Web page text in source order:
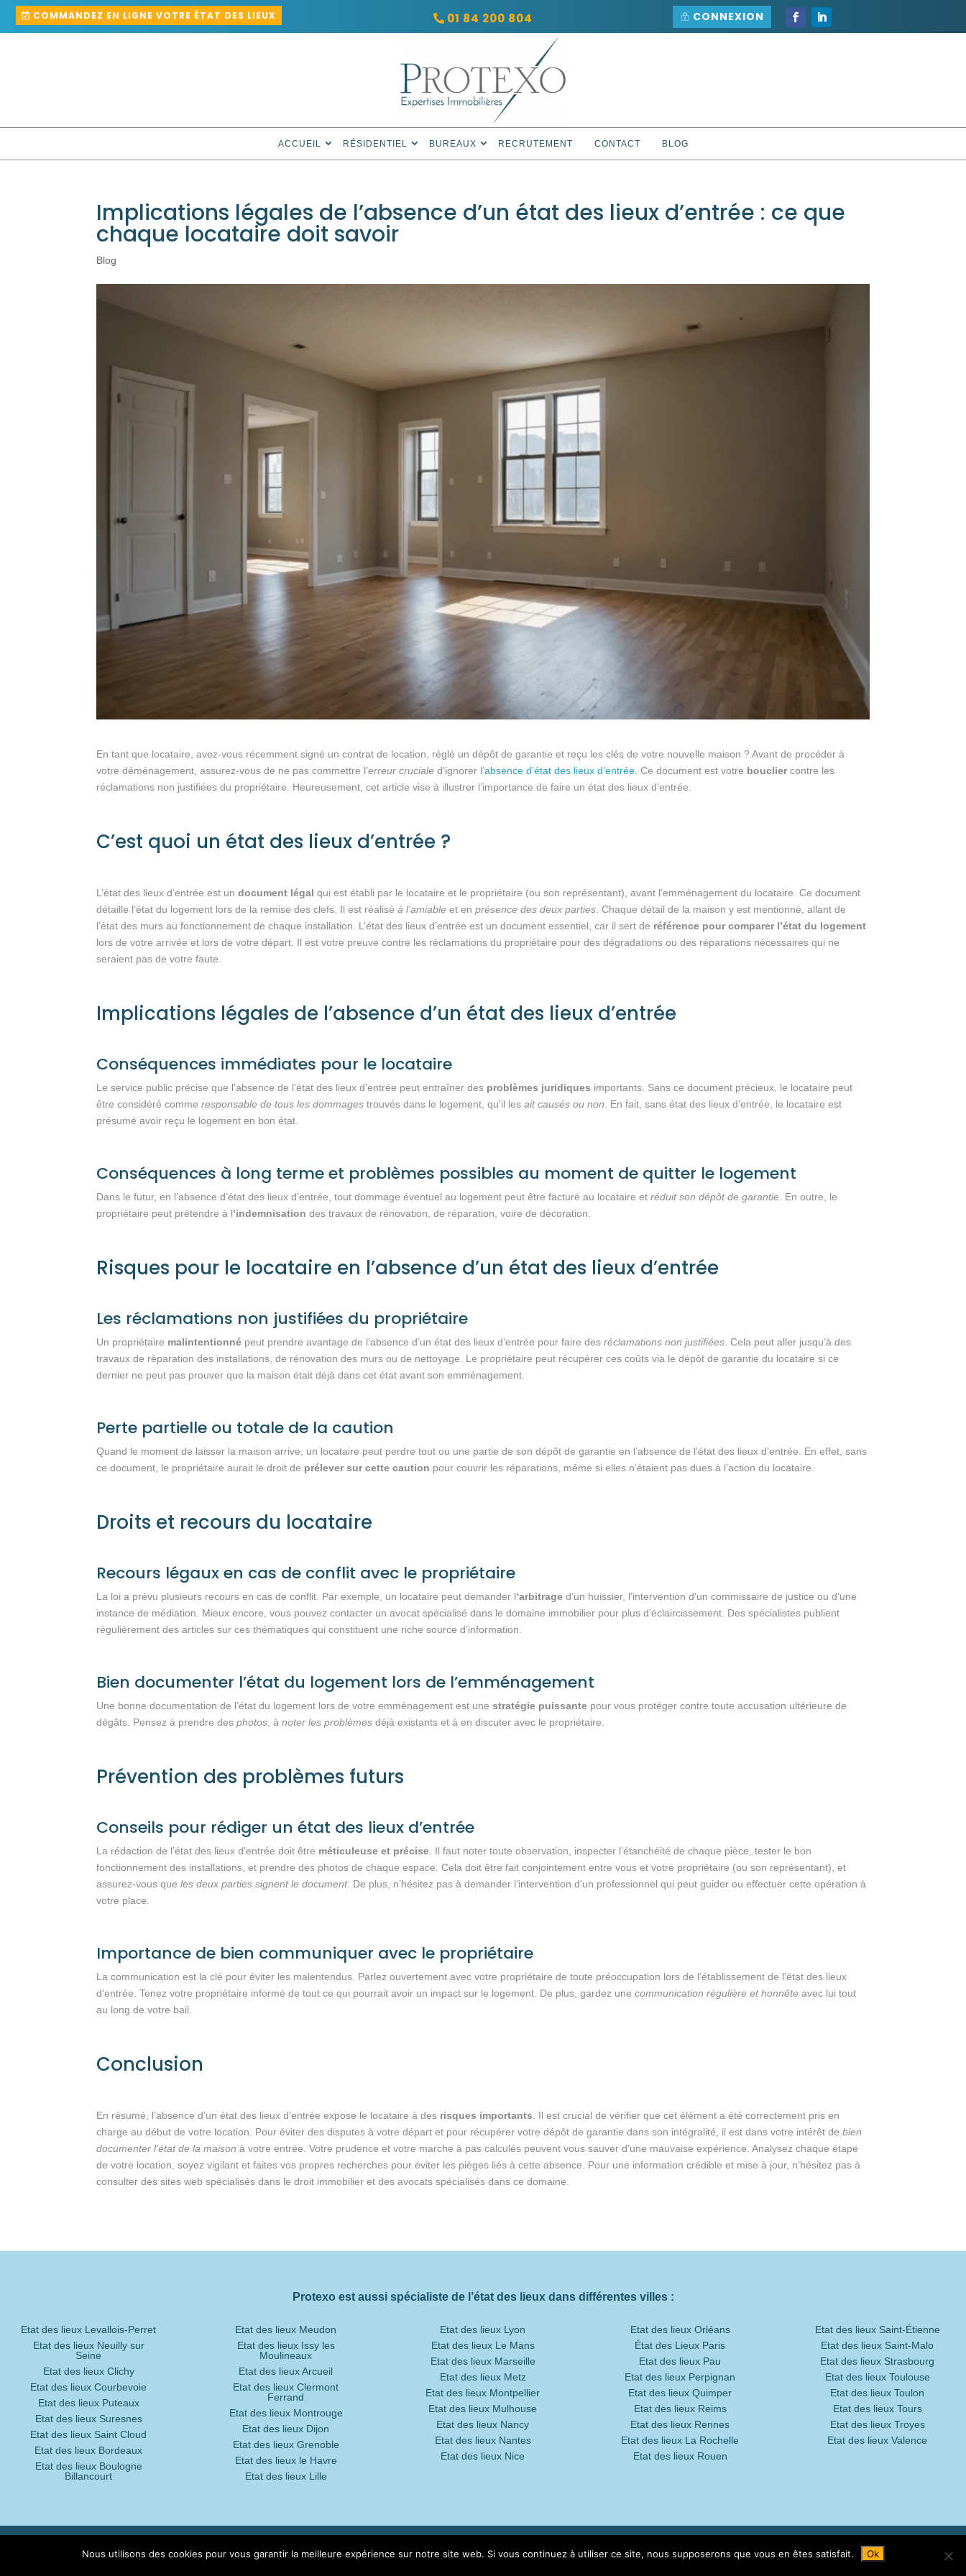
COMMANDEZ EN LIGNE VOTRE ÉTAT DES LIEUX 01 84 200 804 CONNEXION
ACCUEIL RÉSIDENTIEL BUREAUX RECRUTEMENT CONTACT BLOG
Implications légales de l’absence d’un état des lieux d’entrée : ce que
chaque locataire doit savoir
Blog
En tant que locataire, avez-vous récemment signé un contrat de location, réglé un dépôt de garantie et reçu les clés de votre nouvelle maison ? Avant de procéder à
votre déménagement, assurez-vous de ne pas commettre l’erreur cruciale d’ignorer l’absence d’état des lieux d’entrée. Ce document est votre boucliercontre les
réclamations non justifiées du propriétaire. Heureusement, cet article vise à illustrer l’importance de faire un état des lieux d’entrée.
C’est quoi un état des lieux d’entrée ?
L’état des lieux d’entrée est undocument légalqui est établi par le locataire et le propriétaire (ou son représentant), avant l’emménagement du locataire. Ce document
détaille l’état du logement lors de la remise des clefs. Il est réalisé à l’amiable et enprésence des deux parties. Chaque détail de la maison y est mentionné, allant de
l’état des murs au fonctionnement de chaque installation. L’état des lieux d’entrée est un document essentiel, car il sert de référence pour comparer l’état du logement
lors de votre arrivée et lors de votre départ. Il est votre preuve contre les réclamations du propriétaire pour des dégradations ou des réparations nécessaires qui ne
seraient pas de votre faute.
Implications légales de l’absence d’un état des lieux d’entrée
Conséquences immédiates pour le locataire
Le service public précise que l’absence de l’état des lieux d’entrée peut entraîner des problèmes juridiques importants. Sans ce document précieux, le locataire peut
être considéré commeresponsable de tous les dommagestrouvés dans le logement, qu’il les ait causés ou non. En fait, sans état des lieux d’entrée, le locataire est
présumé avoir reçu le logement en bon état.
Conséquences à long terme et problèmes possibles au moment de quitter le logement
Dans le futur, en l’absence d’état des lieux d’entrée, tout dommage éventuel au logement peut être facturé au locataire etréduit son dépôt de garantie. En outre, le
propriétaire peut prétendre à l‘indemnisation des travaux de rénovation, de réparation, voire de décoration.
Risques pour le locataire en l’absence d’un état des lieux d’entrée
Les réclamations non justifiées du propriétaire
Un propriétaire malintentionné peut prendre avantage de l’absence d’un état des lieux d’entrée pour faire des réclamations non justifiées. Cela peut aller jusqu’à des
travaux de réparation des installations, de rénovation des murs ou de nettoyage. Le propriétaire peut récupérer ces coûts via le dépôt de garantie du locataire si ce
dernier ne peut pas prouver que la maison était déjà dans cet état avant son emménagement.
Perte partielle ou totale de la caution
Quand le moment de laisser la maison arrive, un locataire peut perdre tout ou une partie de son dépôt de garantie en l’absence de l’état des lieux d’entrée. En effet, sans
ce document, le propriétaire aurait le droit de prélever sur cette caution pour couvrir les réparations, même si elles n’étaient pas dues à l’action du locataire.
Droits et recours du locataire
Recours légaux en cas de conflit avec le propriétaire
La loi a prévu plusieurs recours en cas de conflit. Par exemple, un locataire peut demander l‘arbitraged’un huissier, l’intervention d’un commissaire de justice ou d’une
instance de médiation. Mieux encore, vous pouvez contacter un avocat spécialisé dans le domaine immobilier pour plus d’éclaircissement. Des spécialistes publient
régulièrement des articles sur ces thématiques qui constituent une riche source d’information.
Bien documenter l’état du logement lors de l’emménagement
Une bonne documentation de l’état du logement lors de votre emménagement est une stratégie puissante pour vous protéger contre toute accusation ultérieure de
dégâts. Pensez à prendre des photos, ànoter les problèmes déjà existants et à en discuter avec le propriétaire.
Prévention des problèmes futurs
Conseils pour rédiger un état des lieux d’entrée
La rédaction de l’état des lieux d’entrée doit être méticuleuse et précise. Il faut noter toute observation, inspecter l’étanchéité de chaque pièce, tester le bon
fonctionnement des installations, et prendre des photos de chaque espace. Cela doit être fait conjointement entre vous et votre propriétaire (ou son représentant), et
assurez-vous queles deux parties signent le document. De plus, n’hésitez pas à demander l’intervention d’un professionnel qui peut guider ou effectuer cette opération à
votre place.
Importance de bien communiquer avec le propriétaire
La communication est la clé pour éviter les malentendus. Parlez ouvertement avec votre propriétaire de toute préoccupation lors de l’établissement de l’état des lieux
d’entrée. Tenez votre propriétaire informé de tout ce qui pourrait avoir un impact sur le logement. De plus, gardez une communication régulière et honnête avec lui tout
au long de votre bail.
Conclusion
En résumé, l’absence d’un état des lieux d’entrée expose le locataire à des risques importants. Il est crucial de vérifier que cet élément a été correctement pris en
charge au début de votre location. Pour éviter des disputes à votre départ et pour récupérer votre dépôt de garantie dans son intégralité, il est dans votre intérêt debien
documenter l’état de la maison à votre entrée. Votre prudence et votre marche à pas calculés peuvent vous sauver d’une mauvaise expérience. Analysez chaque étape
de votre location, soyez vigilant et faites vos propres recherches pour éviter les pièges liés à cette absence. Pour une information crédible et mise à jour, n’hésitez pas à
consulter des sites web spécialisés dans le droit immobilier et des avocats spécialisés dans ce domaine.
Protexo est aussi spécialiste de l’état des lieux dans différentes villes :
Etat des lieux Levallois-Perret
Etat des lieux Neuilly sur
Seine
Etat des lieux Clichy
Etat des lieux Courbevoie
Etat des lieux Puteaux
Etat des lieux Suresnes
Etat des lieux Saint Cloud
Etat des lieux Bordeaux
Etat des lieux Boulogne
Billancourt
Etat des lieux Meudon
Etat des lieux Issy les
Moulineaux
Etat des lieux Arcueil
Etat des lieux Clermont
Ferrand
Etat des lieux Montrouge
Etat des lieux Dijon
Etat des lieux Grenoble
Etat des lieux le Havre
Etat des lieux Lille
Etat des lieux Lyon
Etat des lieux Le Mans
Etat des lieux Marseille
Etat des lieux Metz
Etat des lieux Montpellier
Etat des lieux Mulhouse
Etat des lieux Nancy
Etat des lieux Nantes
Etat des lieux Nice
Etat des lieux Orléans
État des Lieux Paris
Etat des lieux Pau
Etat des lieux Perpignan
Etat des lieux Quimper
Etat des lieux Reims
Etat des lieux Rennes
Etat des lieux La Rochelle
Etat des lieux Rouen
Etat des lieux Saint-Étienne
Etat des lieux Saint-Malo
Etat des lieux Strasbourg
Etat des lieux Toulouse
Etat des lieux Toulon
Etat des lieux Tours
Etat des lieux Troyes
Etat des lieux Valence
© 2022 – 2024 par Protexo | Mentions légales | | Référencement du site : 1er contact
Nous utilisons des cookies pour vous garantir la meilleure expérience sur notre site web. Si vous continuez à utiliser ce site, nous supposerons que vous en êtes satisfait. Ok